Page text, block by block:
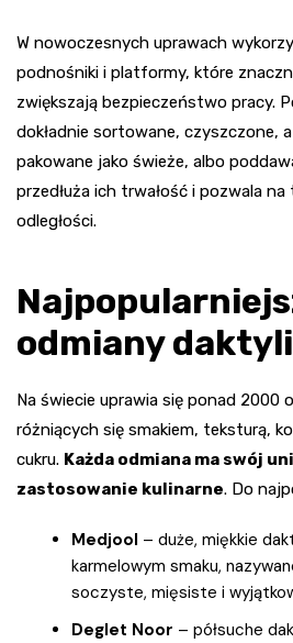
W nowoczesnych uprawach
podnośniki i platformy, które
zwiększają bezpieczeństwo pracy.
dokładnie sortowane, czyszczone,
pakowane jako świeże, albo
przedłuża ich trwałość i pozwala
odległości.
odmiany daktyli
Na świecie uprawia się ponad 2000
różniących się smakiem, teksturą,
cukru. Każda odmiana ma swój
zastosowanie kulinarne. Do
Medjool – duże, miękkie
karmelowym smaku,
soczyste, mięsiste i
Deglet Noor – półsuche